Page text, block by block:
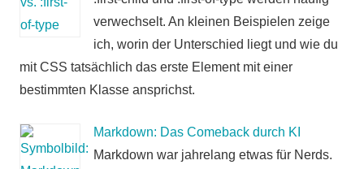
verwechselt. An kleinen Beispielen zeige
ich, worin der Unterschied liegt und wie du
mit CSS tatsächlich das erste Element mit einer
bestimmten Klasse ansprichst.
Markdown: Das Comeback durch KI
Markdown war jahrelang etwas für Nerds.